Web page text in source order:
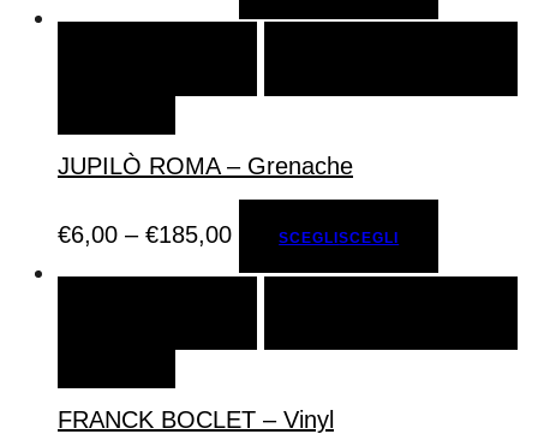
JUPILÒ ROMA – Grenache
€6,00 – €185,00 SCEGLISCEGLI
FRANCK BOCLET – Vinyl